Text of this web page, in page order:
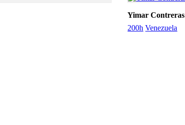
Yimar Contreras
200h Venezuela